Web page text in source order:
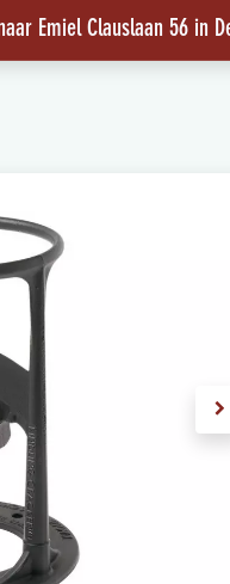
Emiel Clauslaan 56 in